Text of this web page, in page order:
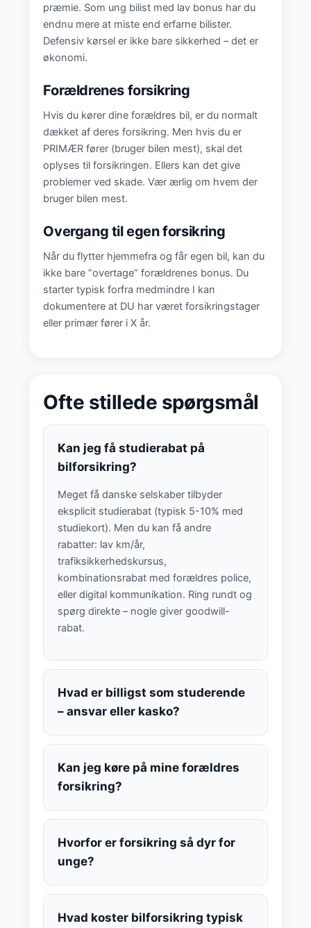
præmie. Som ung bilist med lav bonus har du
endnu mere at miste end erfarne bilister.
Defensiv kørsel er ikke bare sikkerhed – det er
økonomi.
Forældrenes forsikring
Hvis du kører dine forældres bil, er du normalt
dækket af deres forsikring. Men hvis du er
PRIMÆR fører (bruger bilen mest), skal det
oplyses til forsikringen. Ellers kan det give
problemer ved skade. Vær ærlig om hvem der
bruger bilen mest.
Overgang til egen forsikring
Når du flytter hjemmefra og får egen bil, kan du
ikke bare “overtage” forældrenes bonus. Du
starter typisk forfra medmindre I kan
dokumentere at DU har været forsikringstager
eller primær fører i X år.
Ofte stillede spørgsmål
Kan jeg få studierabat på
bilforsikring?
Meget få danske selskaber tilbyder
eksplicit studierabat (typisk 5-10% med
studiekort). Men du kan få andre
rabatter: lav km/år,
trafiksikkerhedskursus,
kombinationsrabat med forældres police,
eller digital kommunikation. Ring rundt og
spørg direkte – nogle giver goodwill-
rabat.
Hvad er billigst som studerende
– ansvar eller kasko?
Kan jeg køre på mine forældres
forsikring?
Hvorfor er forsikring så dyr for
unge?
Hvad koster bilforsikring typisk